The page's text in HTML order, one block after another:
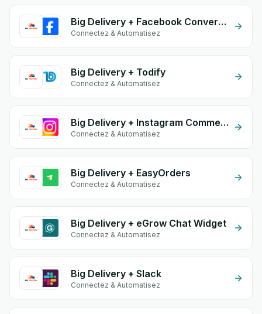
Big Delivery + Facebook Conversion API (CAPI)
Connectez & Automatisez
Big Delivery + Todify
Connectez & Automatisez
Big Delivery + Instagram Comment
Connectez & Automatisez
Big Delivery + EasyOrders
Connectez & Automatisez
Big Delivery + eGrow Chat Widget
Connectez & Automatisez
Big Delivery + Slack
Connectez & Automatisez